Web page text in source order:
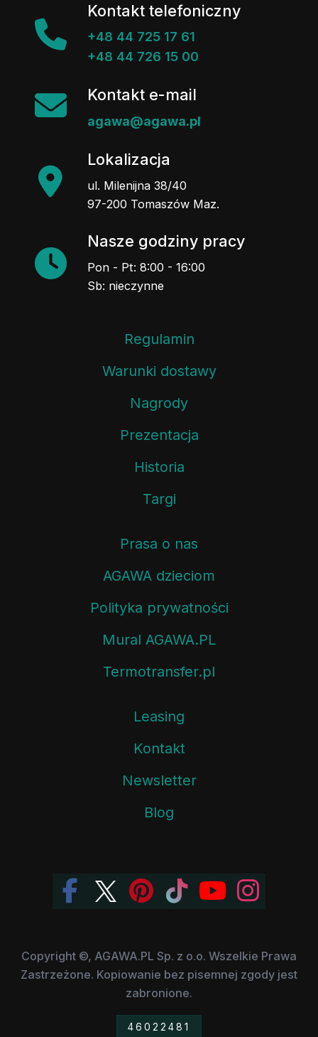
Kontakt telefoniczny
+48 44 725 17 61
+48 44 726 15 00
Kontakt e-mail
agawa@agawa.pl
Lokalizacja
ul. Milenijna 38/40
97-200 Tomaszów Maz.
Nasze godziny pracy
Pon - Pt: 8:00 - 16:00
Sb: nieczynne
Regulamin
Warunki dostawy
Nagrody
Prezentacja
Historia
Targi
Prasa o nas
AGAWA dzieciom
Polityka prywatności
Mural AGAWA.PL
Termotransfer.pl
Leasing
Kontakt
Newsletter
Blog
Copyright ©, AGAWA.PL Sp. z o.o. Wszelkie Prawa
Zastrzeżone. Kopiowanie bez pisemnej zgody jest
zabronione.
46022481